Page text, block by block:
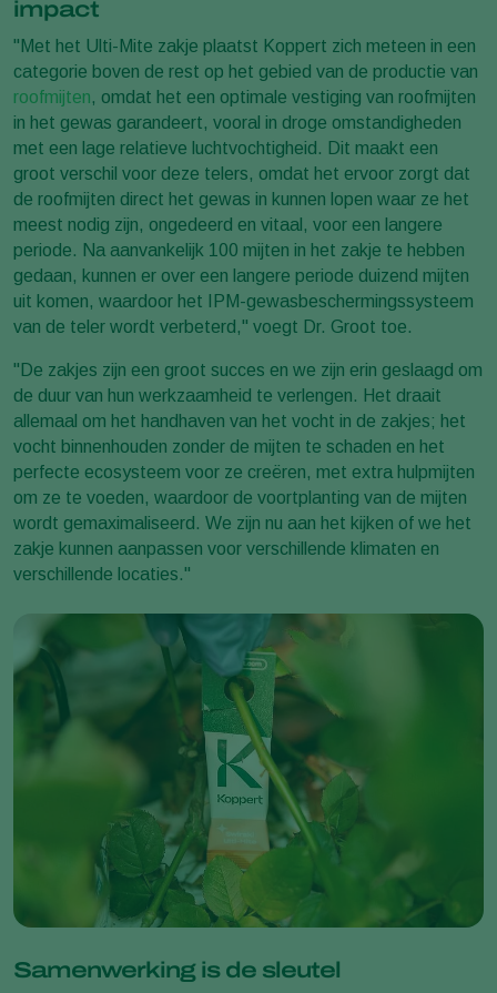
impact
"Met het Ulti-Mite zakje plaatst Koppert zich meteen in een
categorie boven de rest op het gebied van de productie van
roofmijten, omdat het een optimale vestiging van roofmijten
in het gewas garandeert, vooral in droge omstandigheden
met een lage relatieve luchtvochtigheid. Dit maakt een
groot verschil voor deze telers, omdat het ervoor zorgt dat
de roofmijten direct het gewas in kunnen lopen waar ze het
meest nodig zijn, ongedeerd en vitaal, voor een langere
periode. Na aanvankelijk 100 mijten in het zakje te hebben
gedaan, kunnen er over een langere periode duizend mijten
uit komen, waardoor het IPM-gewasbeschermingssysteem
van de teler wordt verbeterd," voegt Dr. Groot toe.
"De zakjes zijn een groot succes en we zijn erin geslaagd om
de duur van hun werkzaamheid te verlengen. Het draait
allemaal om het handhaven van het vocht in de zakjes; het
vocht binnenhouden zonder de mijten te schaden en het
perfecte ecosysteem voor ze creëren, met extra hulpmijten
om ze te voeden, waardoor de voortplanting van de mijten
wordt gemaximaliseerd. We zijn nu aan het kijken of we het
zakje kunnen aanpassen voor verschillende klimaten en
verschillende locaties."
Samenwerking is de sleutel